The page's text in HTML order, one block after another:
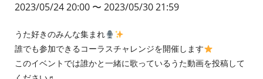
2023/05/24 20:00 〜 2023/05/30 21:59
うた好きのみんな集まれ
誰でも参加できるコーラスチャレンジを開催します
このイベントでは誰かと一緒に歌っているうた動画を投稿して